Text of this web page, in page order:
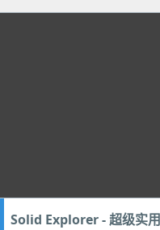
Solid Explorer - 超级实